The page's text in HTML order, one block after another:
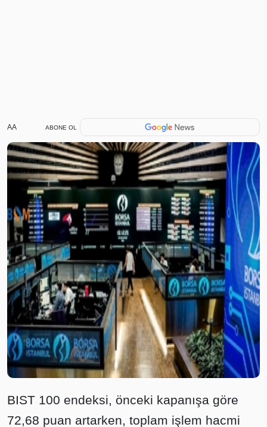
AA ABONE OL
BIST 100 endeksi, önceki kapanışa göre
72,68 puan artarken, toplam işlem hacmi